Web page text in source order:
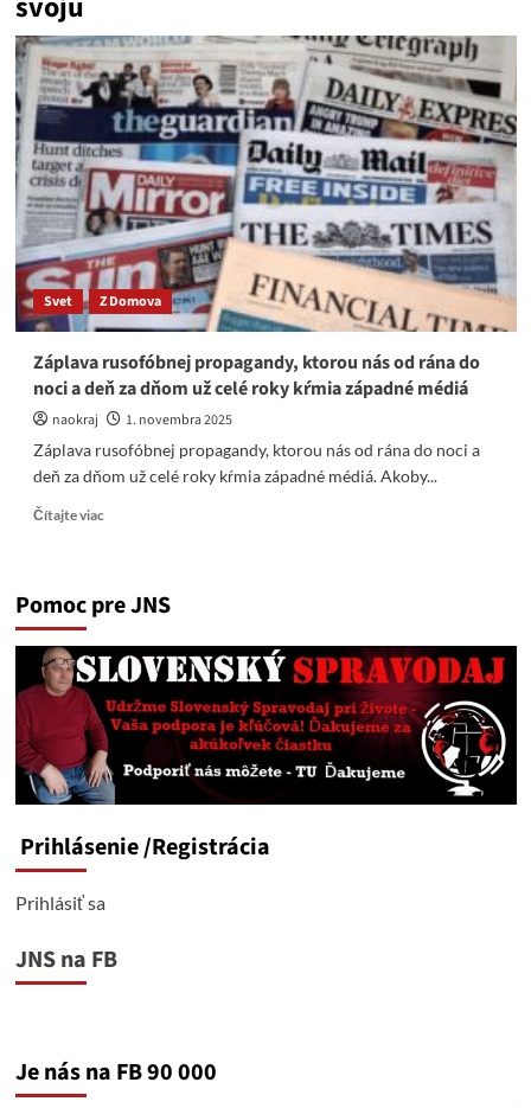
Svet Z Domova
Záplava rusofóbnej propagandy, ktorou nás od rána do
noci a deň za dňom už celé roky kŕmia západné médiá
naokraj
1. novembra 2025
Záplava rusofóbnej propagandy, ktorou nás od rána do noci a
deň za dňom už celé roky kŕmia západné médiá. Akoby...
Čítajte viacRead
rusofóbnej
ktorou
nás
rána
do
noci
a
deň
dňom
západné
Pomoc pre JNS
Prihlásenie/Registrácia
Prihlásiť sa
JNS na FB
Je nás na FB 90 000